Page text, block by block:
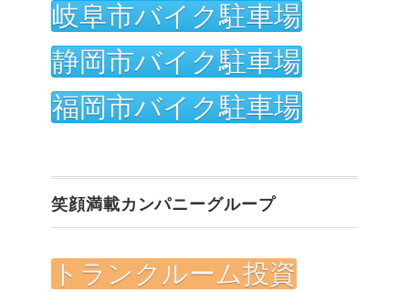
岐阜市バイク駐車場
静岡市バイク駐車場
福岡市バイク駐車場
笑顔満載カンパニーグループ
トランクルーム投資